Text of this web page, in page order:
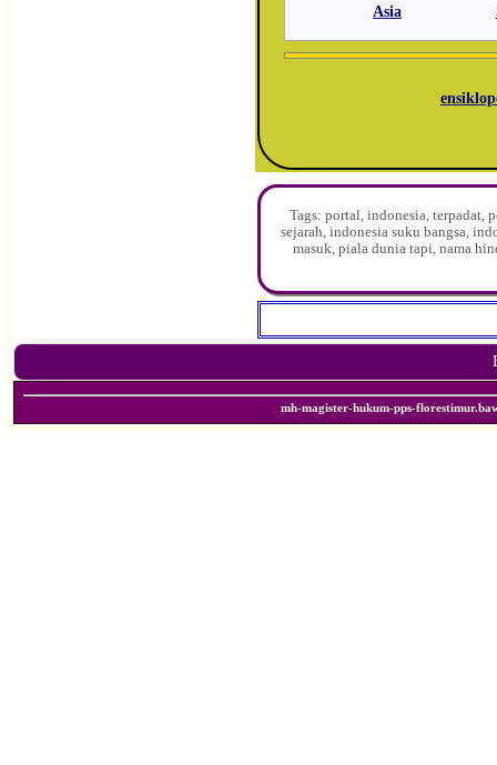
Asia
Tags: portal, indonesia, terpadat,
sejarah, indonesia suku bangsa,
masuk, piala dunia tapi, nama
mh-magister-hukum-pps-